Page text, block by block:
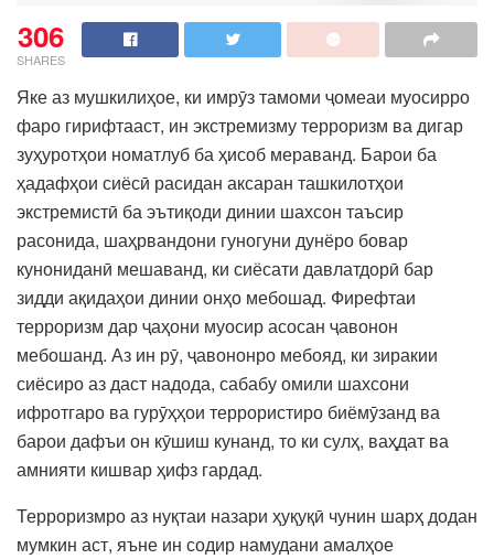
306
SHARES
Яке аз мушкилиҳое, ки имрӯз тамоми ҷомеаи муосирро
фаро гирифтааст, ин экстремизму терроризм ва дигар
зуҳуротҳои номатлуб ба ҳисоб мераванд. Барои ба
ҳадафҳои сиёсӣ расидан аксаран ташкилотҳои
экстремистӣ ба эътиқоди динии шахсон таъсир
расонида, шаҳрвандони гуногуни дунёро бовар
кунониданӣ мешаванд, ки сиёсати давлатдорӣ бар
зидди ақидаҳои динии онҳо мебошад. Фирефтаи
терроризм дар ҷаҳони муосир асосан ҷавонон
мебошанд. Аз ин рӯ, ҷавононро мебояд, ки зиракии
сиёсиро аз даст надода, сабабу омили шахсони
ифротгаро ва гурӯҳҳои террористиро биёмӯзанд ва
барои дафъи он кӯшиш кунанд, то ки сулҳ, ваҳдат ва
амнияти кишвар ҳифз гардад.
Терроризмро аз нуқтаи назари ҳуқуқӣ чунин шарҳ додан
мумкин аст, яъне ин содир намудани амалҳое